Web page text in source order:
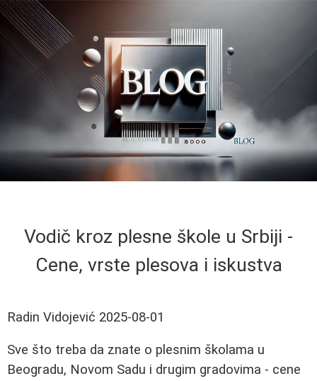
Vodič kroz plesne škole u Srbiji -
Cene, vrste plesova i iskustva
Radin Vidojević 2025-08-01
Sve što treba da znate o plesnim školama u
Beogradu, Novom Sadu i drugim gradovima - cene